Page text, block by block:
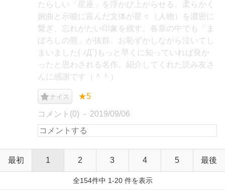
たらしい「星座」を浮かび上がらせる。柔らかく
婉曲と示唆に富んだ文体が星々（人物）を濃密に
繋ぎ、忘れがたい印象を残す。各章の中でも「ま
ぼろしの熊」が抜群。お恥ずかしながら泣いてし
まいました( ﾉД`)もっと早くに知っていれば良か
ったと思わされる名作。紹介してくれた読み友さ
んに感謝です（＾＾）
ナイス ★5
コメント(0) 2019/09/06
最初 1 2 3 4 5 最後
全154件中 1-20 件を表示